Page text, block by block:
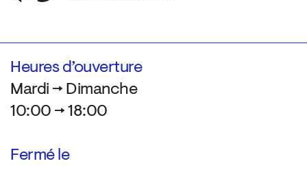
Heures d’ouverture
Mardi → Dimanche
10:00 → 18:00
Fermé le